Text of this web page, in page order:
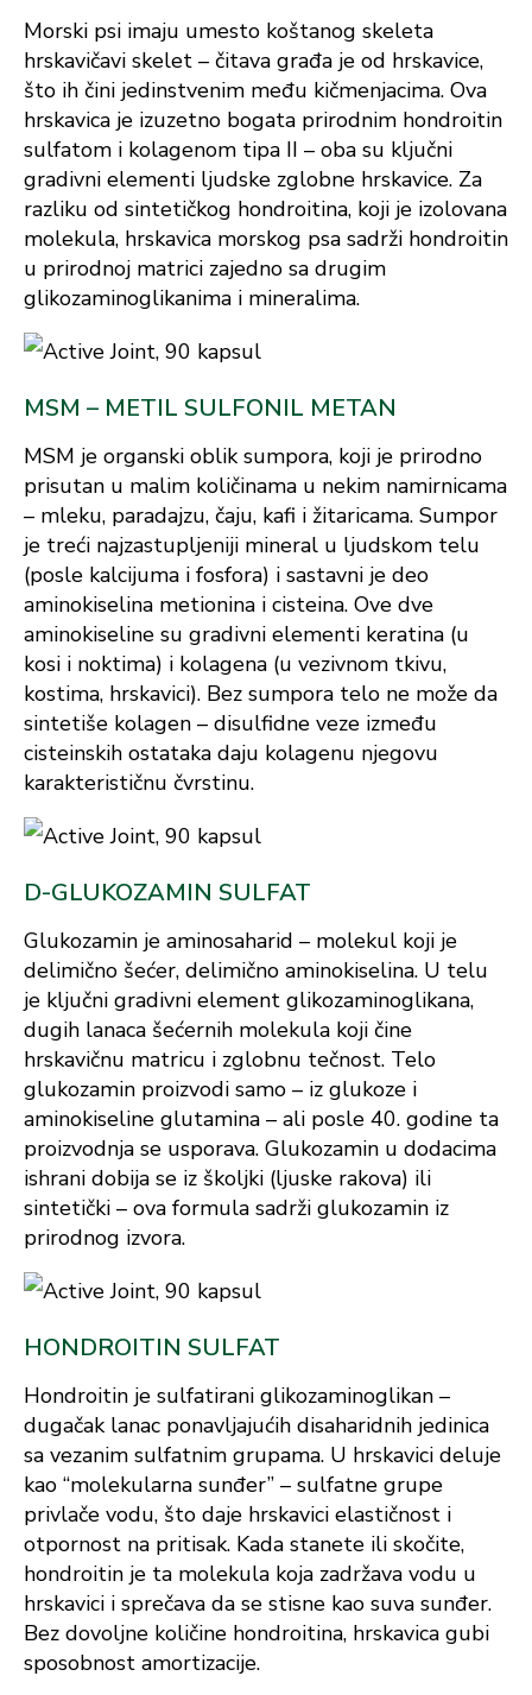
Morski psi imaju umesto koštanog skeleta
hrskavičavi skelet – čitava građa je od hrskavice,
što ih čini jedinstvenim među kičmenjacima. Ova
hrskavica je izuzetno bogata prirodnim hondroitin
sulfatom i kolagenom tipa II – oba su ključni
gradivni elementi ljudske zglobne hrskavice. Za
razliku od sintetičkog hondroitina, koji je izolovana
molekula, hrskavica morskog psa sadrži hondroitin
u prirodnoj matrici zajedno sa drugim
glikozaminoglikanima i mineralima.
MSM – METIL SULFONIL METAN
MSM je organski oblik sumpora, koji je prirodno
prisutan u malim količinama u nekim namirnicama
– mleku, paradajzu, čaju, kafi i žitaricama. Sumpor
je treći najzastupljeniji mineral u ljudskom telu
(posle kalcijuma i fosfora) i sastavni je deo
aminokiselina metionina i cisteina. Ove dve
aminokiseline su gradivni elementi keratina (u
kosi i noktima) i kolagena (u vezivnom tkivu,
kostima, hrskavici). Bez sumpora telo ne može da
sintetiše kolagen – disulfidne veze između
cisteinskih ostataka daju kolagenu njegovu
karakterističnu čvrstinu.
D-GLUKOZAMIN SULFAT
Glukozamin je aminosaharid – molekul koji je
delimično šećer, delimično aminokiselina. U telu
je ključni gradivni element glikozaminoglikana,
dugih lanaca šećernih molekula koji čine
hrskavičnu matricu i zglobnu tečnost. Telo
glukozamin proizvodi samo – iz glukoze i
aminokiseline glutamina – ali posle 40. godine ta
proizvodnja se usporava. Glukozamin u dodacima
ishrani dobija se iz školjki (ljuske rakova) ili
sintetički – ova formula sadrži glukozamin iz
prirodnog izvora.
HONDROITIN SULFAT
Hondroitin je sulfatirani glikozaminoglikan –
dugačak lanac ponavljajućih disaharidnih jedinica
sa vezanim sulfatnim grupama. U hrskavici deluje
kao “molekularna sunđer” – sulfatne grupe
privlače vodu, što daje hrskavici elastičnost i
otpornost na pritisak. Kada stanete ili skočite,
hondroitin je ta molekula koja zadržava vodu u
hrskavici i sprečava da se stisne kao suva sunđer.
Bez dovoljne količine hondroitina, hrskavica gubi
sposobnost amortizacije.